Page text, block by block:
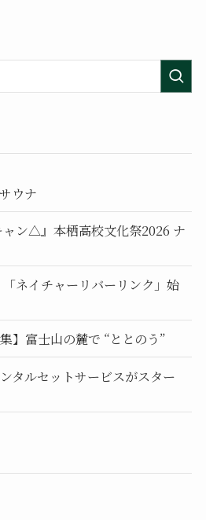
ウナ
ン△』本栖高校文化祭2026 ナ
ネイチャーリバーリンク」始
】富士山の麓で “ととのう”
タルセットサービスがスター